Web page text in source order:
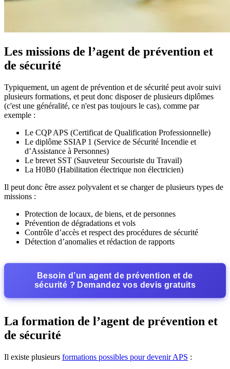
Les missions de l’agent de prévention et
de sécurité
Typiquement, un agent de prévention et de sécurité peut avoir suivi
plusieurs formations, et peut donc disposer de plusieurs diplômes
(c'est une généralité, ce n'est pas toujours le cas), comme par
exemple :
Le CQP APS (Certificat de Qualification Professionnelle)
Le diplôme SSIAP 1 (Service de Sécurité Incendie et
d’Assistance à Personnes)
Le brevet SST (Sauveteur Secouriste du Travail)
La H0B0 (Habilitation électrique non électricien)
Il peut donc être assez polyvalent et se charger de plusieurs types de
missions :
Protection de locaux, de biens, et de personnes
Prévention de dégradations et vols
Contrôle d’accès et respect des procédures de sécurité
Détection d’anomalies et rédaction de rapports
Besoin d’un agent de prévention et de
sécurité ? Demandez vos devis gratuits
La formation de l’agent de prévention et
de sécurité
Il existe plusieurs formations possibles pour devenir APS :